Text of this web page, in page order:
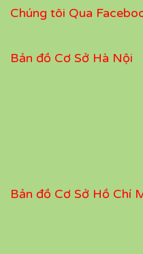
Chúng tôi Qua
Bản đồ Cơ Sở Hà Nội
Bản đồ Cơ Sở Hồ Chí